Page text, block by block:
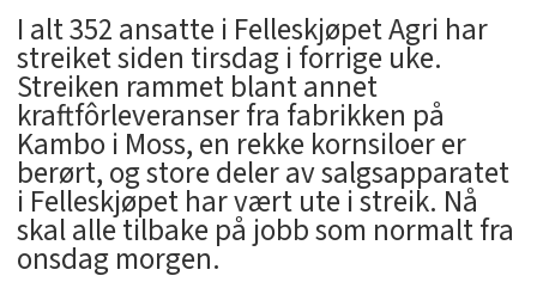
I alt 352 ansatte i Felleskjøpet Agri har
streiket siden tirsdag i forrige uke.
Streiken rammet blant annet
kraftfôrleveranser fra fabrikken på
Kambo i Moss, en rekke kornsiloer er
berørt, og store deler av salgsapparatet
i Felleskjøpet har vært ute i streik. Nå
skal alle tilbake på jobb som normalt fra
onsdag morgen.